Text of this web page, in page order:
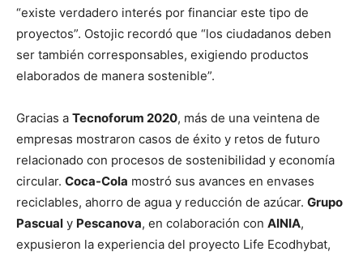
“existe verdadero interés por financiar este tipo de
proyectos”. Ostojic recordó que “los ciudadanos deben
ser también corresponsables, exigiendo productos
elaborados de manera sostenible”.
Gracias a Tecnoforum 2020, más de una veintena de
empresas mostraron casos de éxito y retos de futuro
relacionado con procesos de sostenibilidad y economía
circular. Coca-Cola mostró sus avances en envases
reciclables, ahorro de agua y reducción de azúcar. Grupo
Pascual y Pescanova, en colaboración con AINIA,
expusieron la experiencia del proyecto Life Ecodhybat,